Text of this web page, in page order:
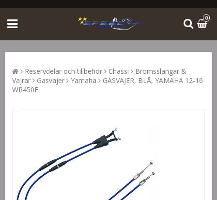
0
Reservdelar och tillbehör Chassi
Bromsslangar &
Vajrar
Gasvajer Yamaha
GASVAJER, BLÅ, YAMAHA 12-16
WR450F